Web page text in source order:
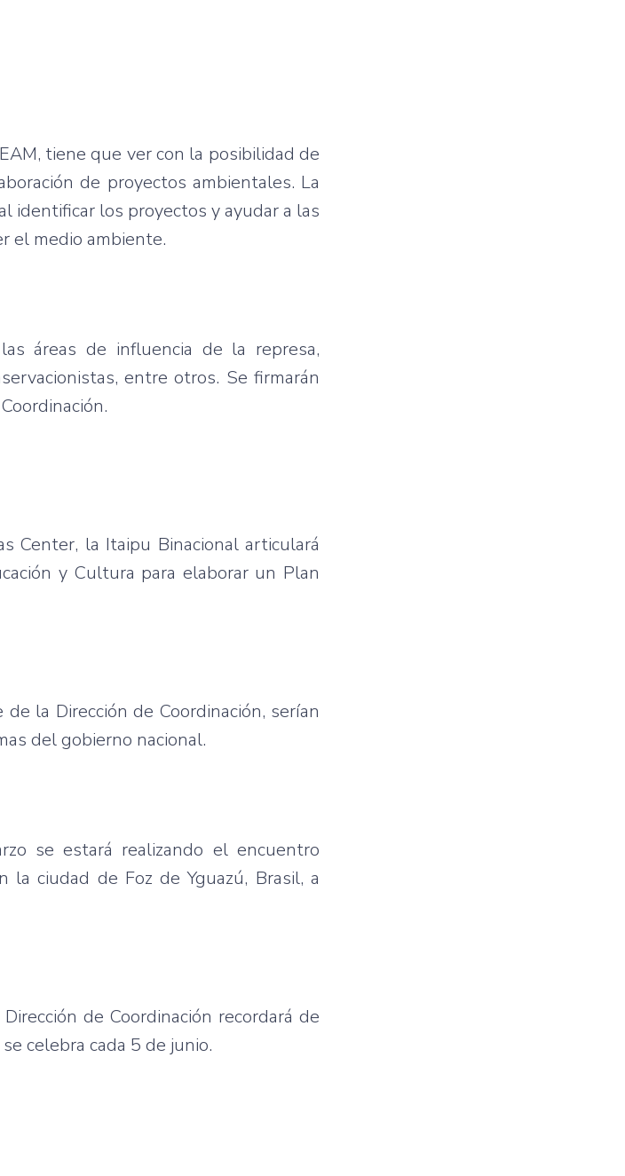
tiene que ver con la posibilidad de
de proyectos ambientales. La
identificar los proyectos y ayudar a las
el medio ambiente.
áreas de influencia de la represa,
entre otros. Se firmarán
Center, la Itaipu Binacional articulará
y Cultura para elaborar un Plan
la Dirección de Coordinación, serían
del gobierno nacional.
se estará realizando el encuentro
la ciudad de Foz de Yguazú, Brasil, a
de Coordinación recordará de
celebra cada 5 de junio.